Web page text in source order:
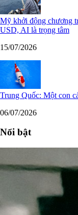
Mỹ khởi động chương
USD, AI là trọng tâm
15/07/2026
Trung Quốc: Một con
06/07/2026
Nổi bật